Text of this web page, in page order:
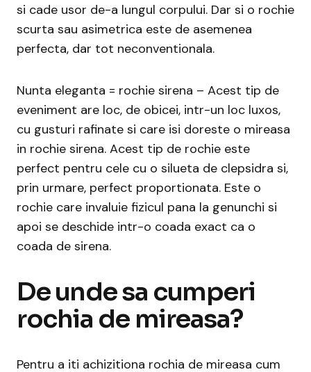
si cade usor de-a lungul corpului. Dar si o rochie
scurta sau asimetrica este de asemenea
perfecta, dar tot neconventionala.
Nunta eleganta = rochie sirena – Acest tip de
eveniment are loc, de obicei, intr-un loc luxos,
cu gusturi rafinate si care isi doreste o mireasa
in rochie sirena. Acest tip de rochie este
perfect pentru cele cu o silueta de clepsidra si,
prin urmare, perfect proportionata. Este o
rochie care invaluie fizicul pana la genunchi si
apoi se deschide intr-o coada exact ca o
coada de sirena.
De unde sa cumperi
rochia de mireasa?
Pentru a iti achizitiona rochia de mireasa cum